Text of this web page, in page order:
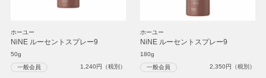
ホーユー
NiNE ルーセントスプレー9
50g
一般会員 1,240円（税別）
ホーユー
NiNE ルーセントスプレー9
180g
一般会員 2,350円（税別）